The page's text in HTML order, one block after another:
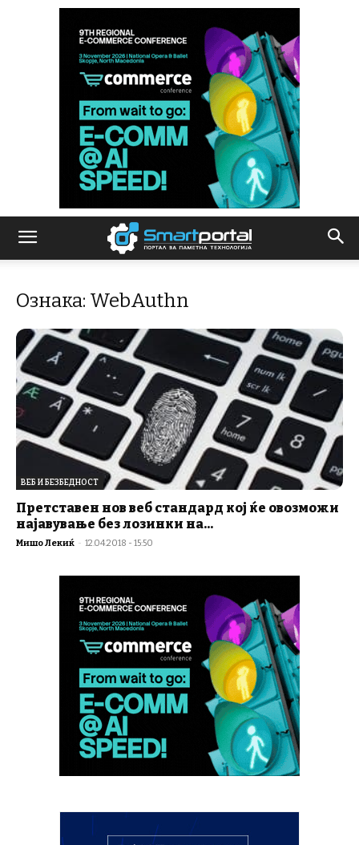
Ознака: WebAuthn
ВЕБ И БЕЗБЕДНОСТ
Претставен нов веб стандард кој ќе овозможи
најавување без лозинки на...
Мишо Лекиќ - 12.04.2018 - 15:50